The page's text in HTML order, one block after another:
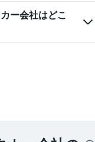
ー会社はどこ